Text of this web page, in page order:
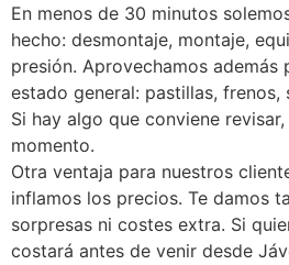
En menos de 30 minutos
hecho: desmontaje, montaje,
presión. Aprovechamos además
estado general: pastillas, frenos,
Si hay algo que conviene
momento.
Otra ventaja para nuestros
inflamos los precios. Te damos
sorpresas ni costes extra. Si
costará antes de venir desde